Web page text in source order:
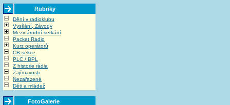
Rubriky
Dění v radioklubu
Vysílání, Závody
Mezinárodní setkání
Packet Radio
Kurz operátorů
CB sekce
PLC / BPL
Z historie rádia
Zajímavosti
Nezařazené
Děti a mládež
FotoGalerie